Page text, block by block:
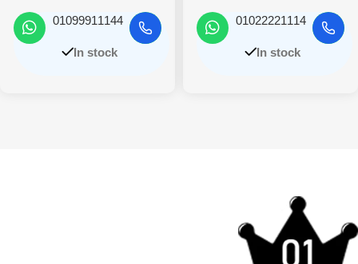
01022221114
In stock
01099911144
In stock